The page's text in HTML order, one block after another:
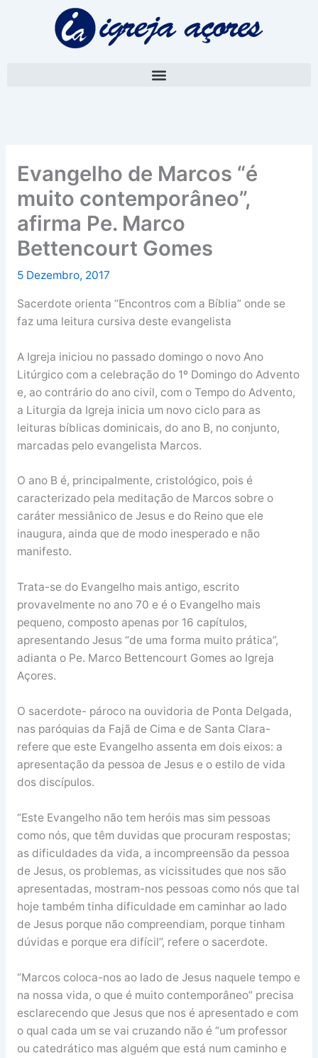
Evangelho de Marcos “é
muito contemporâneo”,
afirma Pe. Marco
Bettencourt Gomes
5 Dezembro, 2017
Sacerdote orienta “Encontros com a Bíblia” onde se
faz uma leitura cursiva deste evangelista
A Igreja iniciou no passado domingo o novo Ano
Litúrgico com a celebração do 1º Domingo do Advento
e, ao contrário do ano civil, com o Tempo do Advento,
a Liturgia da Igreja inicia um novo ciclo para as
leituras bíblicas dominicais, do ano B, no conjunto,
marcadas pelo evangelista Marcos.
O ano B é, principalmente, cristológico, pois é
caracterizado pela meditação de Marcos sobre o
caráter messiânico de Jesus e do Reino que ele
inaugura, ainda que de modo inesperado e não
manifesto.
Trata-se do Evangelho mais antigo, escrito
provavelmente no ano 70 e é o Evangelho mais
pequeno, composto apenas por 16 capítulos,
apresentando Jesus “de uma forma muito prática”,
adianta o Pe. Marco Bettencourt Gomes ao Igreja
Açores.
O sacerdote- pároco na ouvidoria de Ponta Delgada,
nas paróquias da Fajã de Cima e de Santa Clara-
refere que este Evangelho assenta em dois eixos: a
apresentação da pessoa de Jesus e o estilo de vida
dos discípulos.
“Este Evangelho não tem heróis mas sim pessoas
como nós, que têm duvidas que procuram respostas;
as dificuldades da vida, a incompreensão da pessoa
de Jesus, os problemas, as vicissitudes que nos são
apresentadas, mostram-nos pessoas como nós que tal
hoje também tinha dificuldade em caminhar ao lado
de Jesus porque não compreendiam, porque tinham
dúvidas e porque era difícil”, refere o sacerdote.
“Marcos coloca-nos ao lado de Jesus naquele tempo e
na nossa vida, o que é muito contemporâneo” precisa
esclarecendo que Jesus que nos é apresentado e com
o qual cada um se vai cruzando não é “um professor
ou catedrático mas alguém que está num caminho e